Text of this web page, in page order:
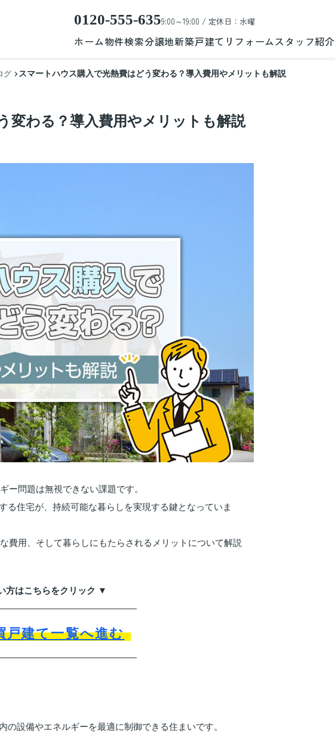
0120-555-6359:00～19:00 / 定休日：水曜
ホーム物件検索分譲地新築戸建て リフォーム スタッフ紹介
グ スマートハウス購入で光熱費はどう変わる？導入費用やメリットも解説
変わる？導入費用やメリットも解説
ー問題は無視できない課題です。
住宅が、持続可能な暮らしを実現する鍵となっていま
費用、そして暮らしにもたらされるメリットについて解説
方はこちらをクリック ▼
戸建て一覧へ進む
設備やエネルギーを最適に制御できる住まいです。